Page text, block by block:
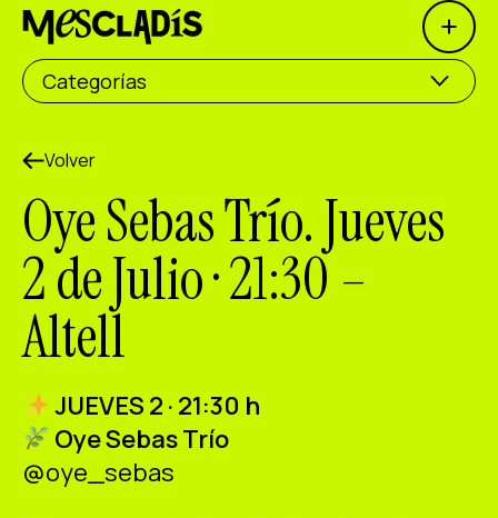
Open
Productora social
Productora de experiencias
Productora de empleo
Productora de conocimiento
Productora cultural
Agenda
Blog
Contacto
Categorías
Volver
Oye Sebas Trío. Jueves
2 de Julio · 21:30 –
Altell
JUEVES 2 · 21:30 h
Oye Sebas Trío
@oye_sebas